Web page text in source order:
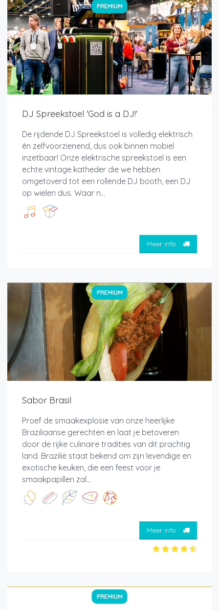
PREMIUM
DJ Spreekstoel 'God is a DJ!'
De rijdende DJ Spreekstoel is volledig elektrisch
én zelfvoorzienend, dus ook binnen mobiel
inzetbaar! Onze elektrische spreekstoel is een
echte vintage katheder die we hebben
omgetoverd tot een rollende DJ booth, een DJ
op wielen dus. Waar n...
Meer info
PREMIUM
Sabor Brasil
Proef de smaakexplosie van onze heerlijke
Braziliaanse gerechten en laat je betoveren
door de rijke culinaire tradities van dit prachtig
land. Brazilië staat bekend om zijn levendige en
exotische keuken, die een feest voor je
smaakpapillen zal...
Meer info
PREMIUM